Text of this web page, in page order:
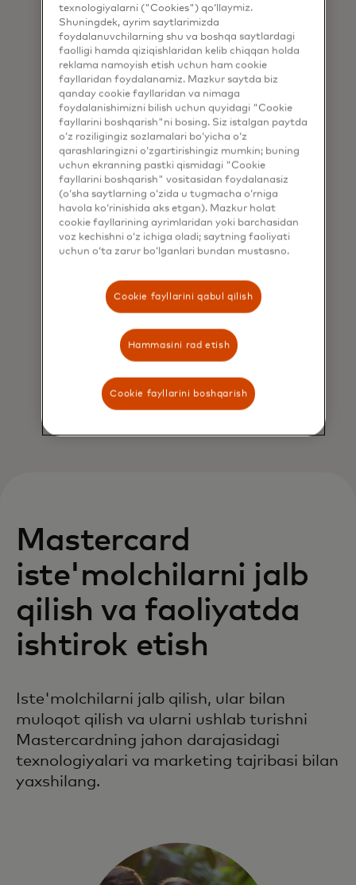
Mastercard
iste'molchilarni jalb
qilish va faoliyatda
ishtirok etish
Iste'molchilarni jalb qilish, ular bilan
muloqot qilish va ularni ushlab turishni
Mastercardning jahon darajasidagi
texnologiyalari va marketing tajribasi bilan
yaxshilang.
texnologiyalarni ("Cookies") qo‘llaymiz.
Shuningdek, ayrim saytlarimizda
foydalanuvchilarning shu va boshqa saytlardagi
faolligi hamda qiziqishlaridan kelib chiqqan holda
reklama namoyish etish uchun ham cookie
fayllaridan foydalanamiz. Mazkur saytda biz
qanday cookie fayllaridan va nimaga
foydalanishimizni bilish uchun quyidagi "Cookie
fayllarini boshqarish"ni bosing. Siz istalgan paytda
o‘z roziligingiz sozlamalari bo‘yicha o‘z
qarashlaringizni o‘zgartirishingiz mumkin; buning
uchun ekranning pastki qismidagi "Cookie
fayllarini boshqarish" vositasidan foydalanasiz
(o‘sha saytlarning o‘zida u tugmacha o‘rniga
havola ko‘rinishida aks etgan). Mazkur holat
cookie fayllarining ayrimlaridan yoki barchasidan
voz kechishni o‘z ichiga oladi; saytning faoliyati
uchun o‘ta zarur bo‘lganlari bundan mustasno.
Cookie fayllarini qabul qilish
Hammasini rad etish
Cookie fayllarini boshqarish